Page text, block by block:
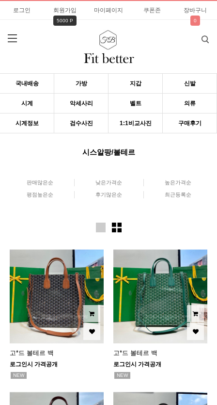
로그인 회원가입
5000 P
마이페이지 쿠폰존 장바구니
0
국내배송 가방 지갑 신발
시계 악세사리 벨트 의류
시계정보 검수사진 1:1비교사진 구매후기
시스알팡/볼테르
판매많은순 낮은가격순 높은가격순
평점높은순 후기많은순 최근등록순
고*드 볼테르 백
로그인시 가격공개
NEW
고*드 볼테르 백
로그인시 가격공개
NEW